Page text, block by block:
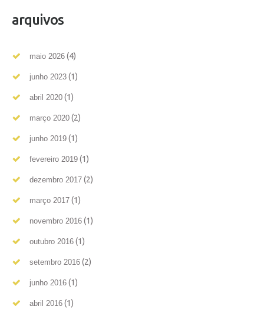
arquivos
maio 2026 (4)
junho 2023 (1)
abril 2020 (1)
março 2020 (2)
junho 2019 (1)
fevereiro 2019 (1)
dezembro 2017 (2)
março 2017 (1)
novembro 2016 (1)
outubro 2016 (1)
setembro 2016 (2)
junho 2016 (1)
abril 2016 (1)